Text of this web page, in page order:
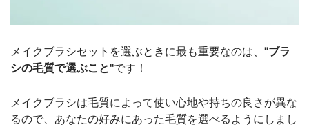
メイクブラシセットを選ぶときに最も重要なのは、 "ブラ
シの毛質で選ぶこと"です！
メイクブラシは毛質によって使い心地や持ちの良さが異な
るので、あなたの好みにあった毛質を選べるようにしまし